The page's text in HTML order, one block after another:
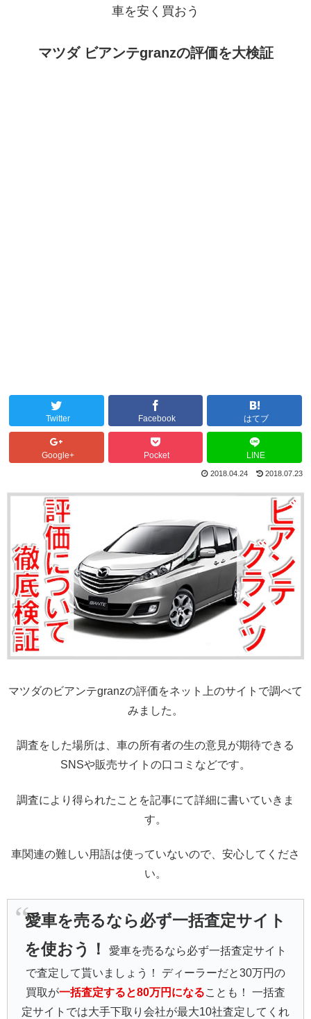
車を安く買おう
マツダ ビアンテgranzの評価を大検証
Twitter Facebook はてブ
Google+ Pocket LINE
2018.04.24 2018.07.23
マツダのビアンテgranzの評価をネット上のサイトで調べて
みました。
調査をした場所は、車の所有者の生の意見が期待できる
SNSや販売サイトの口コミなどです。
調査により得られたことを記事にて詳細に書いていきま
す。
車関連の難しい用語は使っていないので、安心してくださ
い。
愛車を売るなら必ず一括査定サイト
を使おう！
愛車を売るなら必ず一括査定サイト
で査定して貰いましょう！ ディーラーだと30万円の
買取が一括査定すると80万円になることも！ 一括査
定サイトでは大手下取り会社が最大10社査定してくれ